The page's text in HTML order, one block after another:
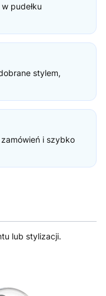
pudełku
stylem,
i szybko
lub stylizacji.